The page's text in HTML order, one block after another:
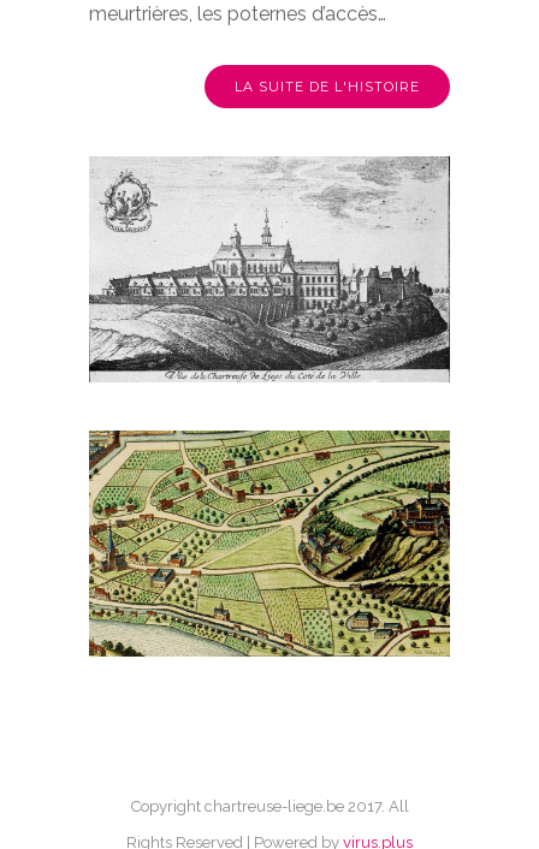
meurtrières, les poternes d’accès…
LA SUITE DE L'HISTOIRE
Copyright chartreuse-liege.be 2017. All
Rights Reserved | Powered by virus.plus